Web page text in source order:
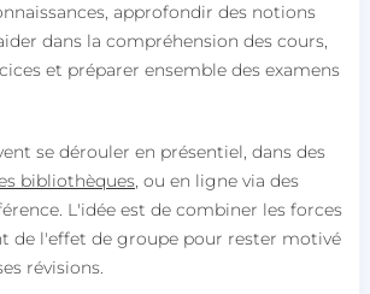
approfondir des notions
dans la compréhension des cours,
et préparer ensemble des examens
se dérouler en présentiel, dans des
bibliothèques, ou en ligne via des
L'idée est de combiner les forces
de l'effet de groupe pour rester motivé
révisions.